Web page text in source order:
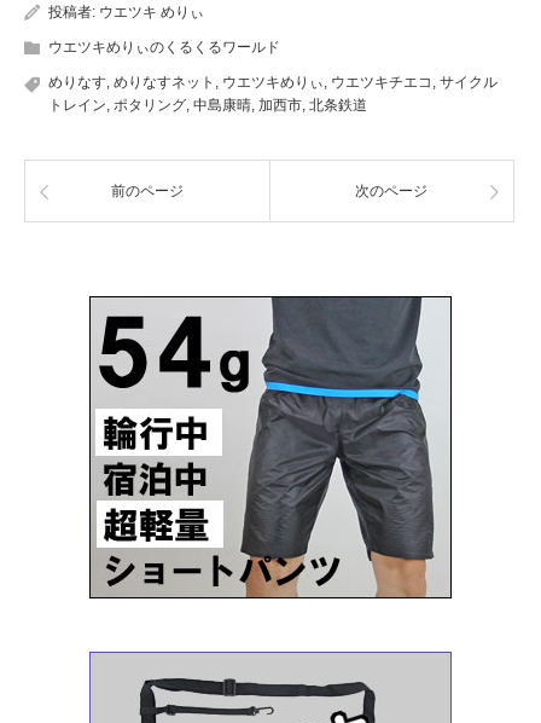
投稿者: ウエツキ めりぃ
ウエツキめりぃのくるくるワールド
めりなす, めりなすネット , ウエツキめりぃ, ウエツキチエコ , サイクル
トレイン, ポタリング, 中島康晴, 加西市, 北条鉄道
前のページ 次のページ